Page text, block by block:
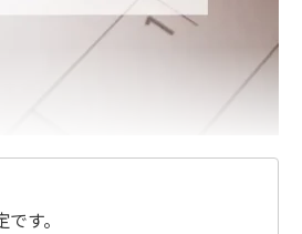
す。